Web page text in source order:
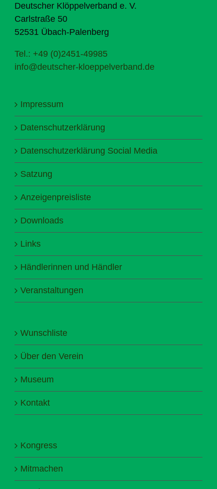
Deutscher Klöppelverband e. V.
Carlstraße 50
52531 Übach-Palenberg
Tel.: +49 (0)2451-49985
info@deutscher-kloeppelverband.de
Impressum
Datenschutzerklärung
Datenschutzerklärung Social Media
Satzung
Anzeigenpreisliste
Downloads
Links
Händlerinnen und Händler
Veranstaltungen
Wunschliste
Über den Verein
Museum
Kontakt
Kongress
Mitmachen